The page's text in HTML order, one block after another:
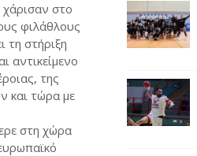
στο
φιλάθλους
τη στήριξη
αντικείμενο
της
και τώρα με
στη χώρα